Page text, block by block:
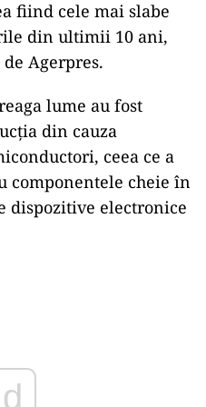
fiind cele mai slabe
din ultimii 10 ani,
Agerpres.
lume au fost
din cauza
ceea ce a
componentele cheie în
dispozitive electronice